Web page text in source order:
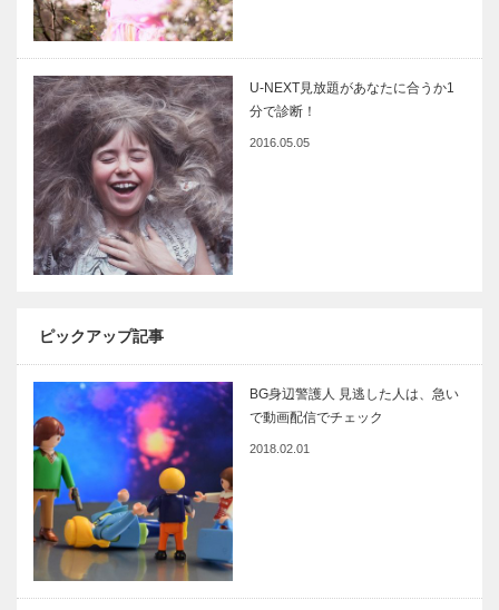
U-NEXT見放題があなたに合うか1
分で診断！
2016.05.05
ピックアップ記事
BG身辺警護人 見逃した人は、急い
で動画配信でチェック
2018.02.01